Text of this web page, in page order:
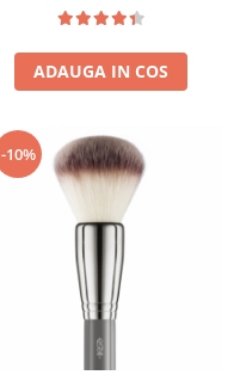
ADAUGA IN COS
-10%